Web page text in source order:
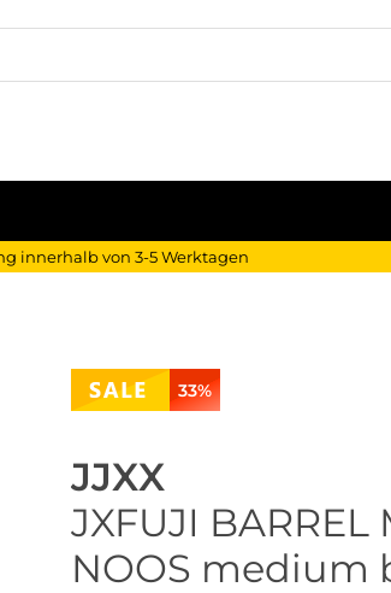
innerhalb von 3-5 Werktagen
33%
JJXX
JXFUJI BARREL
NOOS medium